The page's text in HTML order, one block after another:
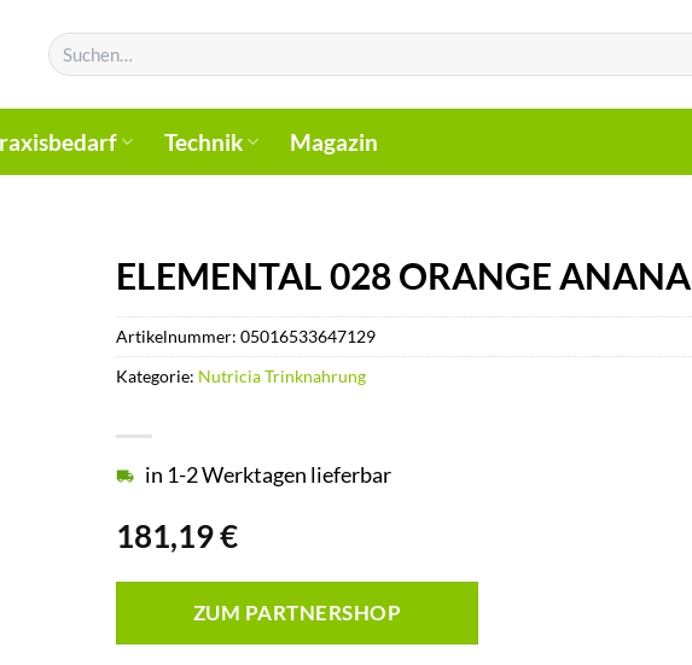
Suchen
nach:
Technik Magazin
ELEMENTAL 028 ORANGE ANANA
181,19€
in 1-2 Werktagen lieferbar
ZUM PARTNERSHOP
Artikelnummer:05016533647129
Kategorie: Nutricia Trinknahrung